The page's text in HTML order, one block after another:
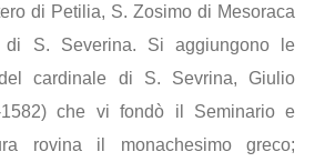
di Petilia, S. Zosimo di Mesoraca
S. Severina. Si aggiungono le
cardinale di S. Sevrina, Giulio
1582) che vi fondò il Seminario e
rovina il monachesimo greco;